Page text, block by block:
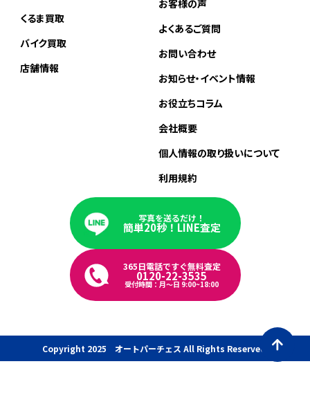
くるま買取
バイク買取
店舗情報
お客様の声
よくあるご質問
お問い合わせ
お知らせ・イベント情報
お役立ちコラム
会社概要
個人情報の取り扱いについて
利用規約
写真を送るだけ！
簡単20秒！LINE査定
365日電話ですぐ無料査定
0120-22-3535
受付時間：月〜日 9:00~18:00
Copyright 2025 オートパーチェス All Rights Reserved.